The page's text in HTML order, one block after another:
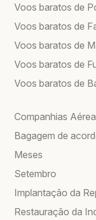
Voos baratos de
Voos baratos de
Voos baratos de
Voos baratos de
Voos baratos de
Companhias
Bagagem de
Meses
Setembro
Implantação da
Restauração da